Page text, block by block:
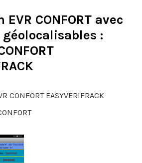
CONFORT avec
:
CONFORT EASYVERIFRACK